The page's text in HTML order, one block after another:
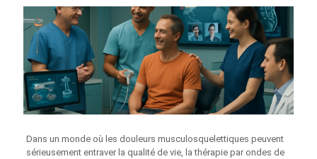
Dans un monde où les douleurs musculosquelettiques peuvent
sérieusement entraver la qualité de vie, la thérapie par ondes de